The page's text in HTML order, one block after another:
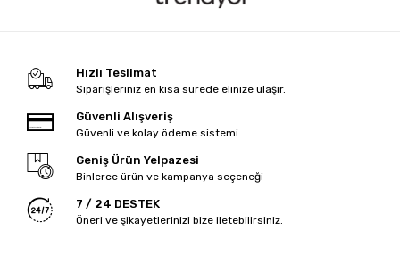
Hızlı Teslimat
Siparişleriniz en kısa sürede elinize ulaşır.
Güvenli Alışveriş
Güvenli ve kolay ödeme sistemi
Geniş Ürün Yelpazesi
Binlerce ürün ve kampanya seçeneği
7 / 24 DESTEK
Öneri ve şikayetlerinizi bize iletebilirsiniz.